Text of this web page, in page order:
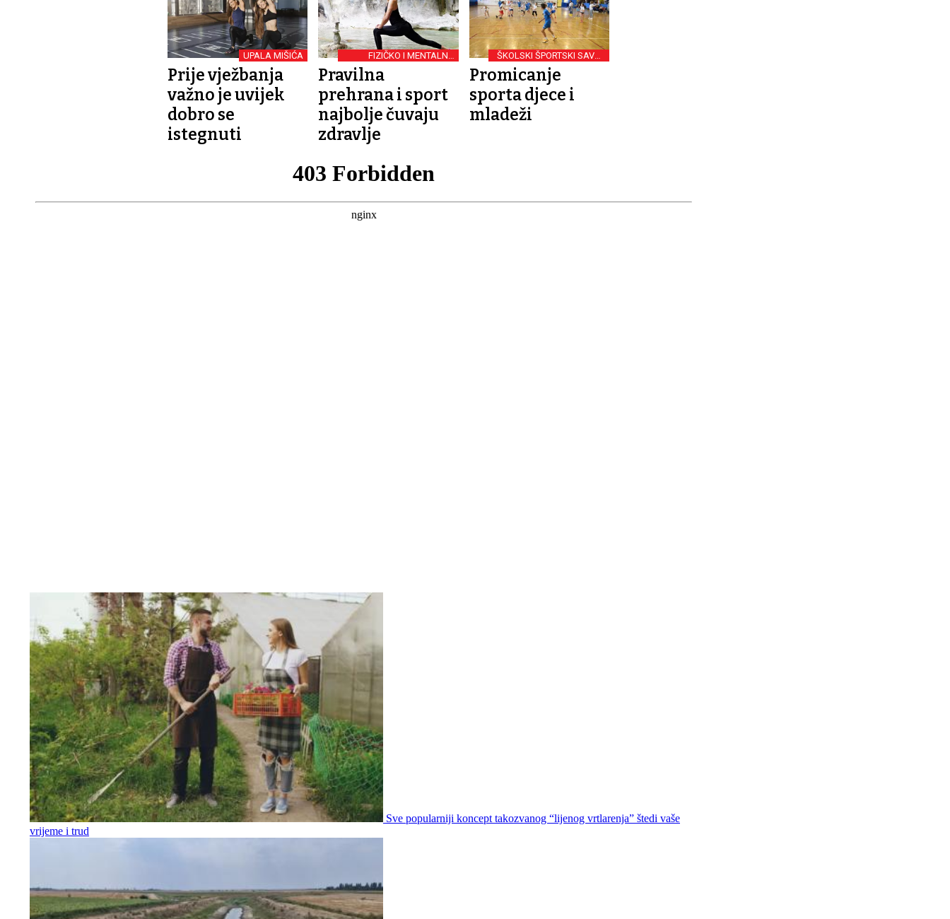
UPALA MIŠIĆA
Prije vježbanja
važno je uvijek
dobro se
istegnuti
FIZIČKO I MENTALNO
ZDRAVLJE
Pravilna
prehrana i sport
najbolje čuvaju
zdravlje
ŠKOLSKI ŠPORTSKI SAVEZ
GRADA OSIJEKA
Promicanje
sporta djece i
mladeži
Sve popularniji koncept takozvanog “lijenog vrtlarenja” štedi vaše
vrijeme i trud